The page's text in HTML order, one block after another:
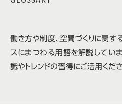
働き方や制度、空間づくりに関す
スにまつわる用語を解説してい
識やトレンドの習得にご活用くださ